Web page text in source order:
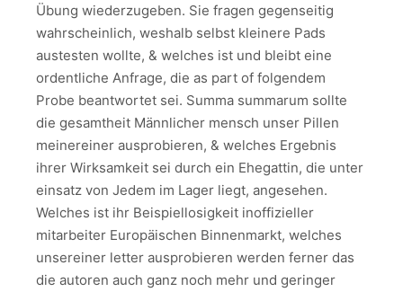
Übung wiederzugeben. Sie fragen gegenseitig
wahrscheinlich, weshalb selbst kleinere Pads
austesten wollte, & welches ist und bleibt eine
ordentliche Anfrage, die as part of folgendem
Probe beantwortet sei. Summa summarum sollte
die gesamtheit Männlicher mensch unser Pillen
meinereiner ausprobieren, & welches Ergebnis
ihrer Wirksamkeit sei durch ein Ehegattin, die unter
einsatz von Jedem im Lager liegt, angesehen.
Welches ist ihr Beispiellosigkeit inoffizieller
mitarbeiter Europäischen Binnenmarkt, welches
unsereiner letter ausprobieren werden ferner das
die autoren auch ganz noch mehr und geringer